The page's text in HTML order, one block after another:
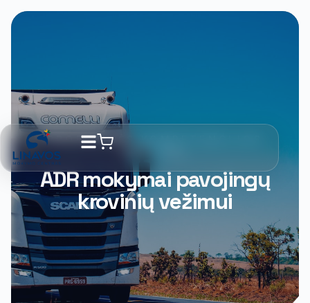
PROFESINĖS KOMPETENCIJOS
ADR mokymai pavojingų
krovinių vežimui